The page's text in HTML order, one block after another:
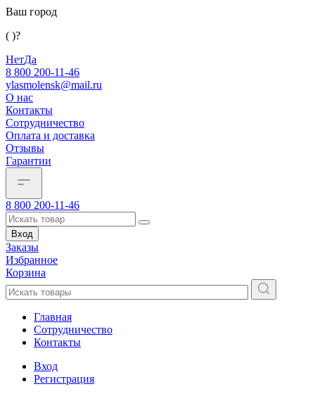
Ваш город
( )?
НетДа
8 800 200-11-46
ylasmolensk@mail.ru
О нас
Контакты
Сотрудничество
Оплата и доставка
Отзывы
Гарантии
8 800 200-11-46
Вход
Заказы
Избранное
Корзина
Главная
Сотрудничество
Контакты
Вход
Регистрация